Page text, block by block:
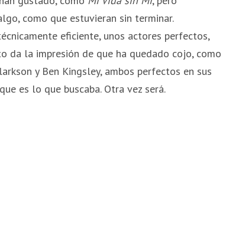
como que estuvieran sin terminar.
eficiente, unos actores perfectos,
da la impresión de que ha quedado cojo, como
y Ben Kingsley, ambos perfectos en sus
es lo que buscaba. Otra vez será.